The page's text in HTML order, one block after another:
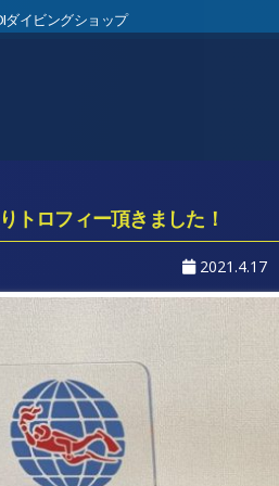
ダイビングショップ
トロフィー頂きました！
2021.4.17